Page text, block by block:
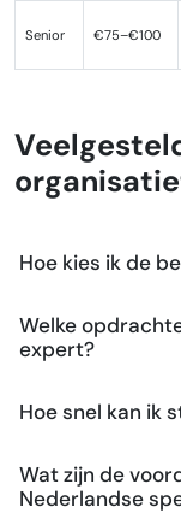
Senior €75–€100
Hoe kies ik de
Welke
expert?
Hoe snel kan ik
Wat zijn de
Nederlandse